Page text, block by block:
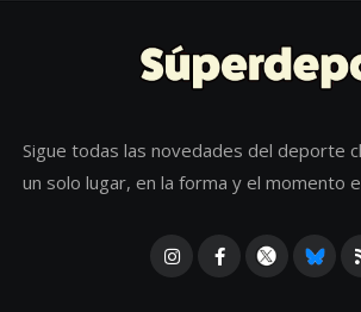
Sigue todas las novedades del deporte
un solo lugar, en la forma y el momento